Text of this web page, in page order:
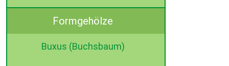
Formgehölze
Buxus (Buchsbaum)